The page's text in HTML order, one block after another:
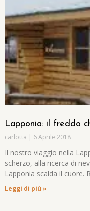
Lapponia: il freddo
carlotta 6 Aprile 2018
Il nostro viaggio nella
scherzo, alla ricerca di
Lapponia scalda il cuore.
Leggi di più »